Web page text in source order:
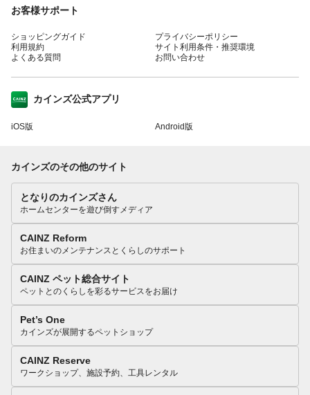
お客様サポート
ショッピングガイド
利用規約
よくある質問
プライバシーポリシー
サイト利用条件・推奨環境
お問い合わせ
カインズ公式アプリ
iOS版 Android版
カインズのその他のサイト
となりのカインズさん
ホームセンターを遊び倒すメディア
CAINZ Reform
お住まいのメンテナンスとくらしのサポート
CAINZ ペット総合サイト
ペットとのくらしを彩るサービスをお届け
Pet’s One
カインズが展開するペットショップ
CAINZ Reserve
ワークショップ、施設予約、工具レンタル